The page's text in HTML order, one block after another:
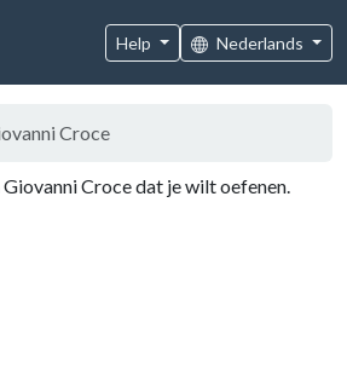
Help Nederlands
Croce
Croce dat je wilt oefenen.